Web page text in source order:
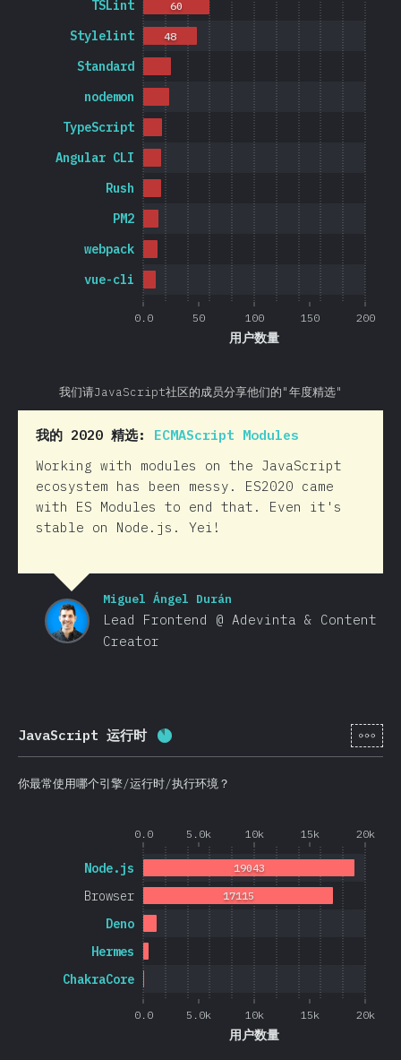
0.0 50 100 150 200
用户数量
vue-cli
webpack
PM2
Rush
Angular CLI
TypeScript
nodemon
Standard
Stylelint
TSLint
48
60
我们请JavaScript社区的成员分享他们的"年度精选"
我的 2020 精选: ECMAScript Modules
Working with modules on the JavaScript
ecosystem has been messy. ES2020 came
with ES Modules to end that. Even it's
stable on Node.js. Yei!
Miguel Ángel Durán
Lead Frontend @ Adevinta & Content
Creator
JavaScript 运行时 完成率: [zh-
你最常使用哪个引擎/运行时/执行环境？
0.0 5.0k 10k 15k 20k
0.0 5.0k 10k 15k 20k
用户数量
ChakraCore
Hermes
Deno
Browser
Node.js
17115
19043